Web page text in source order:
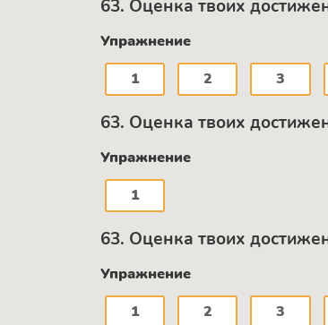
63. Оценка твоих
Упражнение
1
2 3
63. Оценка твоих
Упражнение
1
63. Оценка твоих
Упражнение
1
2 3